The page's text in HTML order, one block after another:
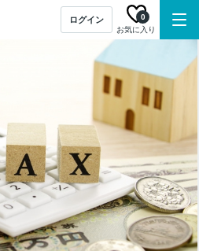
ログイン
お気に入り
0